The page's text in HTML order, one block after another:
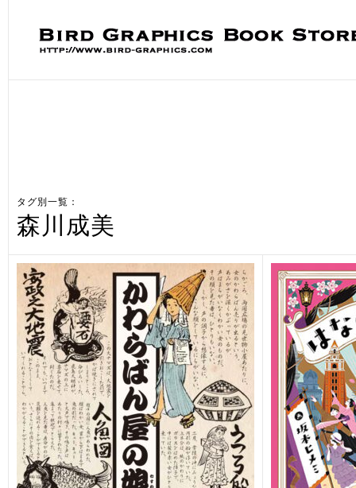
タグ別一覧：
森川成美